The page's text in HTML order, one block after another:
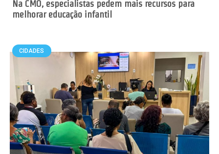
Na CMO, especialistas pedem mais recursos para
melhorar educação infantil
CIDADES